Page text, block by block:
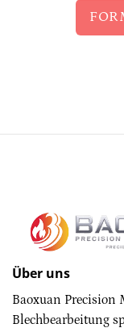
Über uns
Baoxuan Precision
Blechbearbeitung